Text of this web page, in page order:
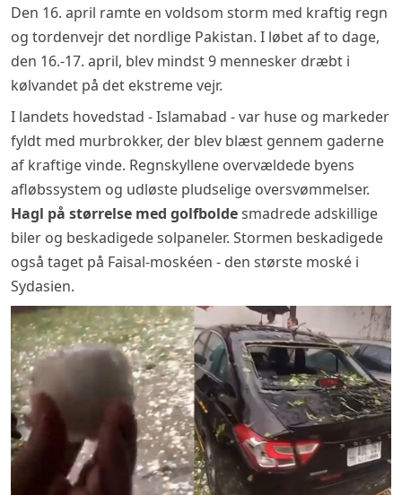
Den 16. april ramte en voldsom storm med kraftig regn
og tordenvejr det nordlige Pakistan. I løbet af to dage,
den 16.-17. april, blev mindst 9 mennesker dræbt i
kølvandet på det ekstreme vejr.
I landets hovedstad - Islamabad - var huse og markeder
fyldt med murbrokker, der blev blæst gennem gaderne
af kraftige vinde. Regnskyllene overvældede byens
afløbssystem og udløste pludselige oversvømmelser.
Hagl på størrelse med golfboldesmadrede adskillige
biler og beskadigede solpaneler. Stormen beskadigede
også taget på Faisal-moskéen - den største moské i
Sydasien.